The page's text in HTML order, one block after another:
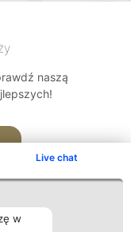
Live chat
w
naszą